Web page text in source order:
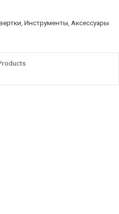
, Инструменты, Аксессуары